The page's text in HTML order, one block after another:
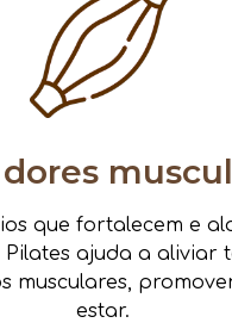
que fortalecem e
Pilates ajuda a aliviar
musculares,
estar.